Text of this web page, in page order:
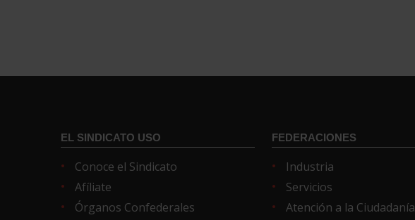
EL SINDICATO USO
Conoce el Sindicato
Afíliate
Órganos Confederales
FEDERACIONES
Industria
Servicios
Atención a la Ciudadanía